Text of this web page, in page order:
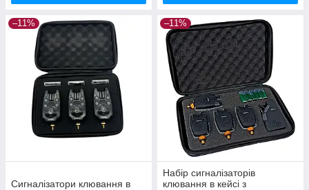
–11%
Сигналізатори клювання в
–11%
Набір сигналізаторів
клювання в кейсі з